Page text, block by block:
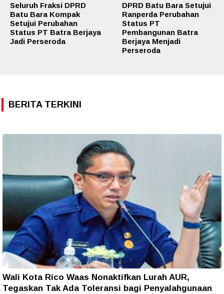
Seluruh Fraksi DPRD
Batu Bara Kompak
Setujui Perubahan
Status PT Batra Berjaya
Jadi Perseroda
DPRD Batu Bara Setujui
Ranperda Perubahan
Status PT
Pembangunan Batra
Berjaya Menjadi
Perseroda
BERITA TERKINI
Wali Kota Rico Waas Nonaktifkan Lurah AUR,
Tegaskan Tak Ada Toleransi bagi Penyalahgunaan